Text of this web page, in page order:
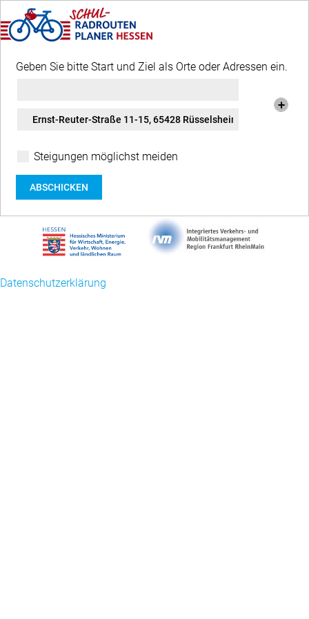
Geben Sie bitte Start und Ziel als Orte oder Adressen ein.
Steigungen möglichst meiden
ABSCHICKEN
Datenschutzerklärung